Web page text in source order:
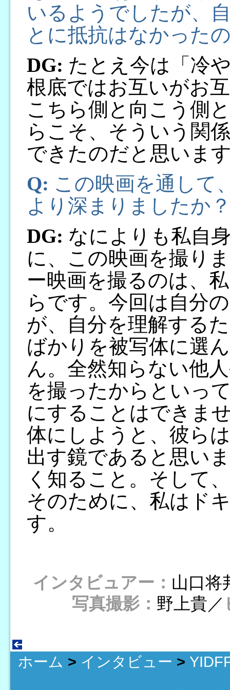
いるようでしたが、
とに抵抗はなかった
DG: たとえ今は「冷
根底ではお互いがお
こちら側と向こう側
らこそ、そういう関
できたのだと思いま
Q: この映画を通して
より深まりましたか
DG: なによりも私自
に、この映画を撮り
ー映画を撮るのは、
らです。今回は自分
が、自分を理解する
ばかりを被写体に選
ん。全然知らない他
を撮ったからといっ
にすることはできま
体にしようと、彼ら
出す鏡であると思い
く知ること。そして
そのために、私はド
す。
インタビュアー： 山口将
写真撮影： 野上貴／
ホーム > インタビュー >